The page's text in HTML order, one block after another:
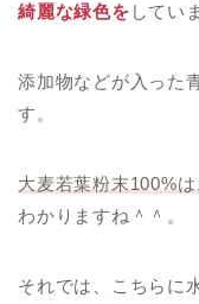
綺麗な緑色を してい
添加物などが入った
す。
大麦若葉粉末100%
わかりますね＾＾。
それでは、こちらに